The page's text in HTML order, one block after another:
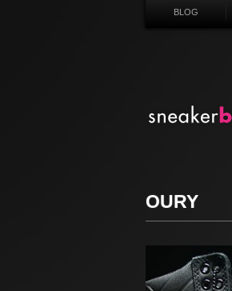
BLOG
OURY